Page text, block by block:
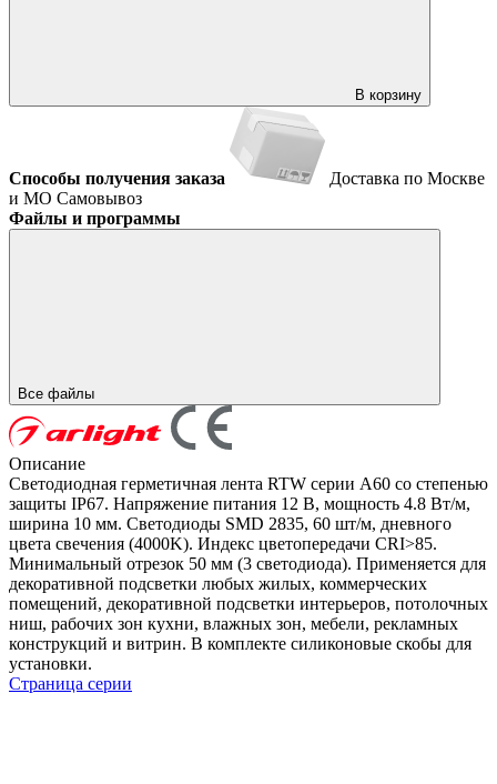
В корзину
Способы получения заказа
Доставка по Москве
и МО Самовывоз
Файлы и программы
Все файлы
Описание
Светодиодная герметичная лента RTW серии A60 со степенью
защиты IP67. Напряжение питания 12 В, мощность 4.8 Вт/м,
ширина 10 мм. Светодиоды SMD 2835, 60 шт/м, дневного
цвета свечения (4000K). Индекс цветопередачи CRI>85.
Минимальный отрезок 50 мм (3 светодиода). Применяется для
декоративной подсветки любых жилых, коммерческих
помещений, декоративной подсветки интерьеров, потолочных
ниш, рабочих зон кухни, влажных зон, мебели, рекламных
конструкций и витрин. В комплекте силиконовые скобы для
установки.
Страница серии